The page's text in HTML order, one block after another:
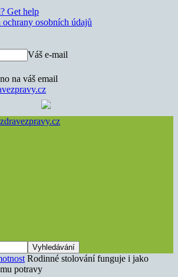
Get help
ochrany osobních údajů
Váš e-mail
na váš email
Rodinné stolování funguje i jako
potravy